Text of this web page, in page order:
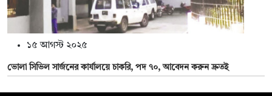
১৫ আগস্ট ২০২৫
ভোলা সিভিল সার্জনের কার্যালয়ে চাকরি, পদ ৭০, আবেদন করুন দ্রুতই